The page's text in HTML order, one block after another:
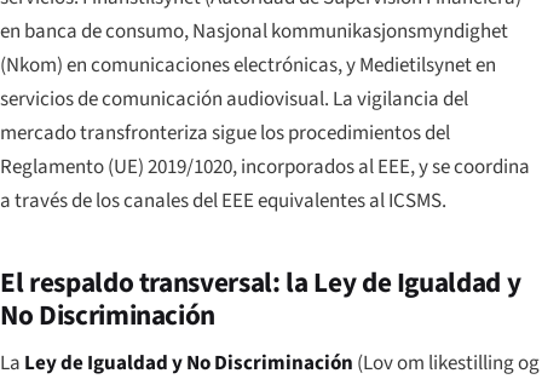
en banca de consumo, Nasjonal kommunikasjonsmyndighet
(Nkom) en comunicaciones electrónicas, y Medietilsynet en
servicios de comunicación audiovisual. La vigilancia del
mercado transfronteriza sigue los procedimientos del
Reglamento (UE) 2019/1020, incorporados al EEE, y se coordina
a través de los canales del EEE equivalentes al ICSMS.
El respaldo transversal: la Ley de Igualdad y
No Discriminación
La Ley de Igualdad y No Discriminación (Lov om likestilling og